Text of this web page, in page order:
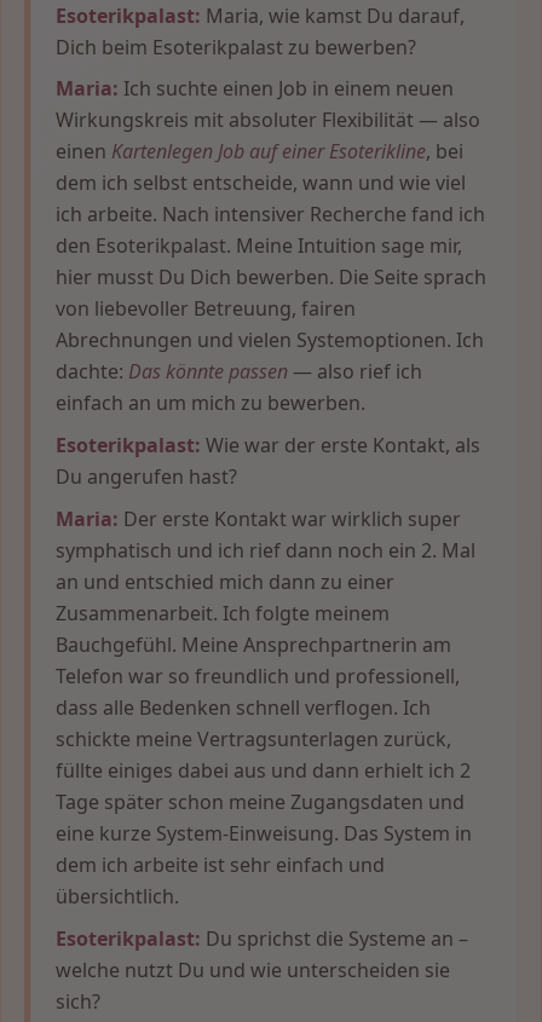
Esoterikpalast: Maria, wie kamst Du darauf,
Dich beim Esoterikpalast zu bewerben?
Maria: Ich suchte einen Job in einem neuen
Wirkungskreis mit absoluter Flexibilität — also
einen Kartenlegen Job auf einer Esoterikline, bei
dem ich selbst entscheide, wann und wie viel
ich arbeite. Nach intensiver Recherche fand ich
den Esoterikpalast. Meine Intuition sage mir,
hier musst Du Dich bewerben. Die Seite sprach
von liebevoller Betreuung, fairen
Abrechnungen und vielen Systemoptionen. Ich
dachte: Das könnte passen— also rief ich
einfach an um mich zu bewerben.
Esoterikpalast: Wie war der erste Kontakt, als
Du angerufen hast?
Maria: Der erste Kontakt war wirklich super
symphatisch und ich rief dann noch ein 2. Mal
an und entschied mich dann zu einer
Zusammenarbeit. Ich folgte meinem
Bauchgefühl. Meine Ansprechpartnerin am
Telefon war so freundlich und professionell,
dass alle Bedenken schnell verflogen. Ich
schickte meine Vertragsunterlagen zurück,
füllte einiges dabei aus und dann erhielt ich 2
Tage später schon meine Zugangsdaten und
eine kurze System-Einweisung. Das System in
dem ich arbeite ist sehr einfach und
übersichtlich.
Esoterikpalast: Du sprichst die Systeme an –
welche nutzt Du und wie unterscheiden sie
sich?